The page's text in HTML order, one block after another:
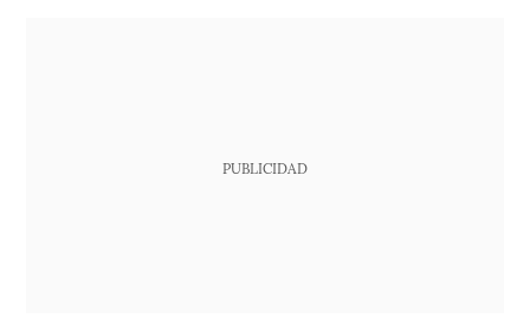
PUBLICIDAD